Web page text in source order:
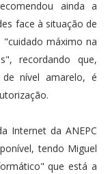
ainda a
face à situação de
máximo na
recordando que,
nível amarelo, é
Internet da ANEPC
tendo Miguel
que está a